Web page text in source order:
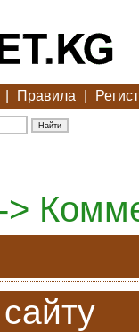
Правила
>